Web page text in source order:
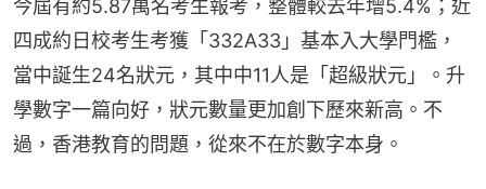
今屆有約5.87萬名考生報考，整體較去年增5.4%；近
四成約日校考生考獲「332A33」基本入大學門檻，
當中誕生24名狀元，其中中11人是「超級狀元」。升
學數字一篇向好，狀元數量更加創下歷來新高。不
過，香港教育的問題，從來不在於數字本身。